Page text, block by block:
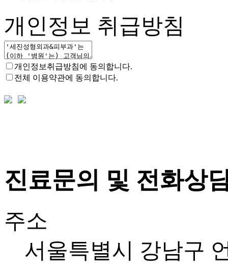
개인정보 취급방침
개인정보취급방침에 동의합니다.
전체 이용약관에 동의합니다.
진료문의 및 전화상
주소
서울특별시 강남구